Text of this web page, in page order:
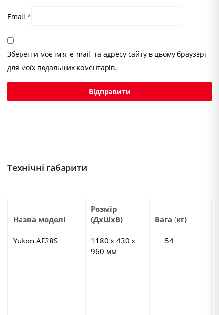
Email *
Зберегти моє ім'я, e-mail, та адресу сайту в цьому браузері
для моїх подальших коментарів.
Технічні габарити
Назва моделі
Розмір
(ДхШхВ)
Вага (кг)
Yukon AF28S
1180 х 430 х
960 мм
54